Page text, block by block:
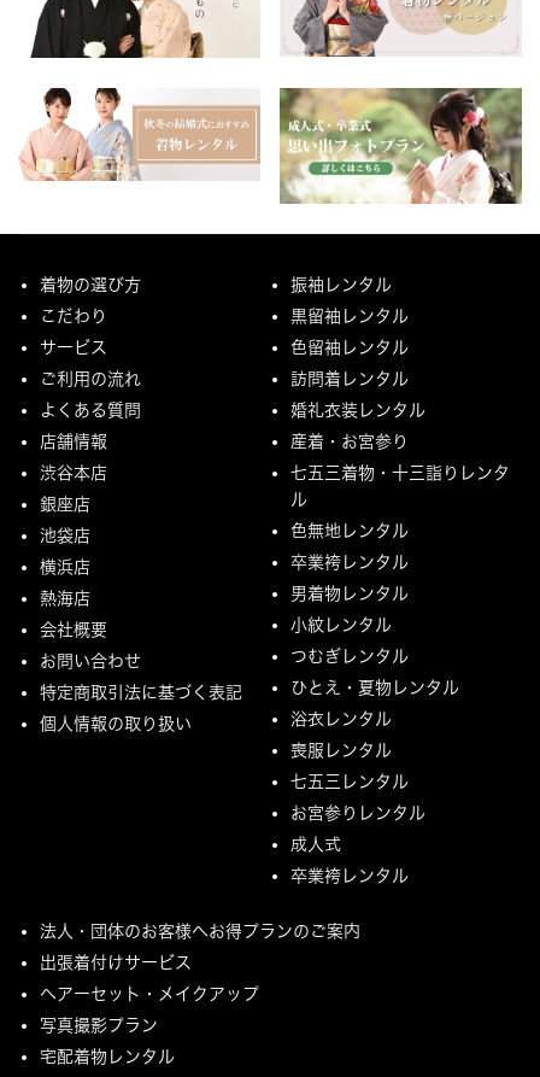
着物の選び方
こだわり
サービス
ご利用の流れ
よくある質問
店舗情報
渋谷本店
銀座店
池袋店
横浜店
熱海店
会社概要
お問い合わせ
特定商取引法に基づく表記
個人情報の取り扱い
振袖レンタル
黒留袖レンタル
色留袖レンタル
訪問着レンタル
婚礼衣装レンタル
産着・お宮参り
七五三着物・十三詣りレンタ
ル
色無地レンタル
卒業袴レンタル
男着物レンタル
小紋レンタル
つむぎレンタル
ひとえ・夏物レンタル
浴衣レンタル
喪服レンタル
七五三レンタル
お宮参りレンタル
成人式
卒業袴レンタル
法人・団体のお客様へお得プランのご案内
出張着付けサービス
ヘアーセット・メイクアップ
写真撮影プラン
宅配着物レンタル